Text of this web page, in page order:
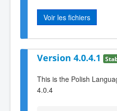
Voir les fichiers
Version 4.0.4.1
This is the Polish
4.0.4